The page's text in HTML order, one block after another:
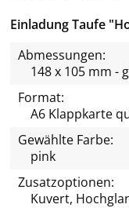
Einladung Taufe
Abmessungen:
148 x 105 mm -
Format:
A6 Klappkarte
Gewählte Farbe:
pink
Zusatzoptionen:
Kuvert,